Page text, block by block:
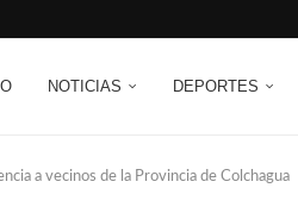
NOTICIAS DEPORTES
a vecinos de la Provincia de Colchagua